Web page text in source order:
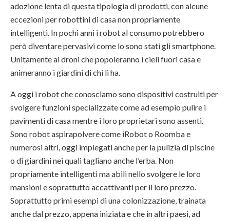
adozione lenta di questa tipologia di prodotti, con alcune
eccezioni per robottini di casa non propriamente
intelligenti. In pochi anni i robot al consumo potrebbero
però diventare pervasivi come lo sono stati gli smartphone.
Unitamente ai droni che popoleranno i cieli fuori casa e
animeranno i giardini di chi li ha.
A oggi i robot che conosciamo sono dispositivi costruiti per
svolgere funzioni specializzate come ad esempio pulire i
pavimenti di casa mentre i loro proprietari sono assenti.
Sono robot aspirapolvere come iRobot o Roomba e
numerosi altri, oggi impiegati anche per la pulizia di piscine
o di giardini nei quali tagliano anche l’erba. Non
propriamente intelligenti ma abili nello svolgere le loro
mansioni e soprattutto accattivanti per il loro prezzo.
Soprattutto primi esempi di una colonizzazione, trainata
anche dal prezzo, appena iniziata e che in altri paesi, ad